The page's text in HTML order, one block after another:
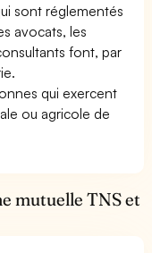
sont réglementés
avocats, les
font, par
qui exercent
ou agricole de
mutuelle TNS et